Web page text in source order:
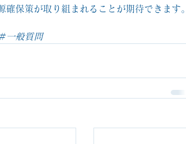
保策が取り組まれることが期待できます。
一般質問